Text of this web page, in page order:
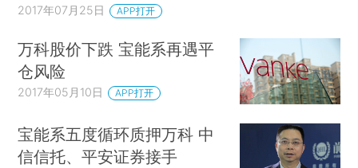
2017年07月25日 APP打开
万科股价下跌 宝能系再遇平
仓风险
2017年05月10日 APP打开
宝能系五度循环质押万科 中
信信托、平安证券接手